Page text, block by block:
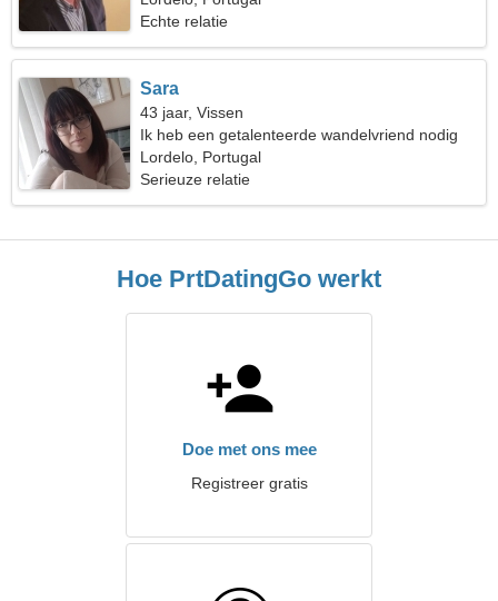
Echte relatie
Sara
43 jaar, Vissen
Ik heb een getalenteerde wandelvriend nodig
Lordelo, Portugal
Serieuze relatie
Hoe PrtDatingGo werkt
Doe met ons mee
Registreer gratis